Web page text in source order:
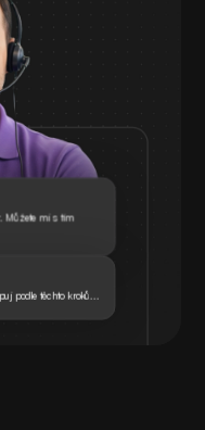
Můžete mi s tím
podle těchto kroků...